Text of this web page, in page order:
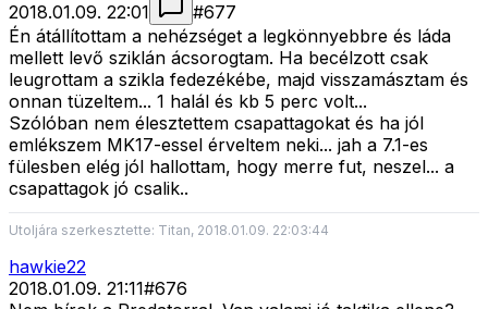
2018.01.09. 22:01 #677
Én átállítottam a nehézséget a legkönnyebbre és láda
mellett levő sziklán ácsorogtam. Ha becélzott csak
leugrottam a szikla fedezékébe, majd visszamásztam és
onnan tüzeltem... 1 halál és kb 5 perc volt...
Szólóban nem élesztettem csapattagokat és ha jól
emlékszem MK17-essel érveltem neki... jah a 7.1-es
fülesben elég jól hallottam, hogy merre fut, neszel... a
csapattagok jó csalik..
Utoljára szerkesztette: Titan, 2018.01.09. 22:03:44
hawkie22
2018.01.09. 21:11#676